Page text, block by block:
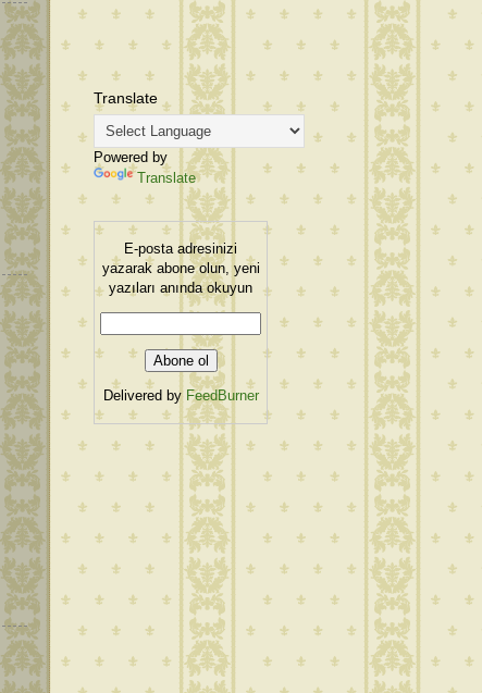
Translate
Powered by
Translate
E-posta adresinizi
yazarak abone olun, yeni
yazıları anında okuyun
Delivered by FeedBurner